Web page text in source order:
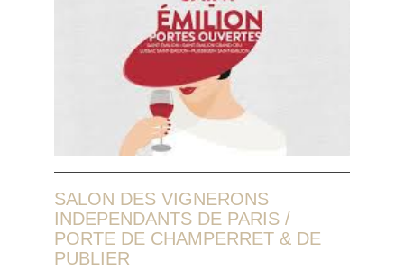
SALON DES VIGNERONS
INDEPENDANTS DE PARIS /
PORTE DE CHAMPERRET & DE
PUBLIER